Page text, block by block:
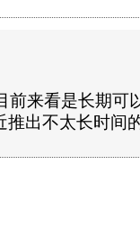
前来看是长期可
推出不太长时间